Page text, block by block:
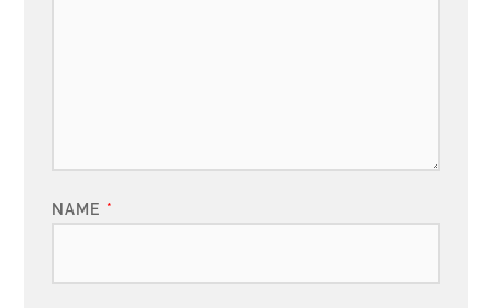
NAME *